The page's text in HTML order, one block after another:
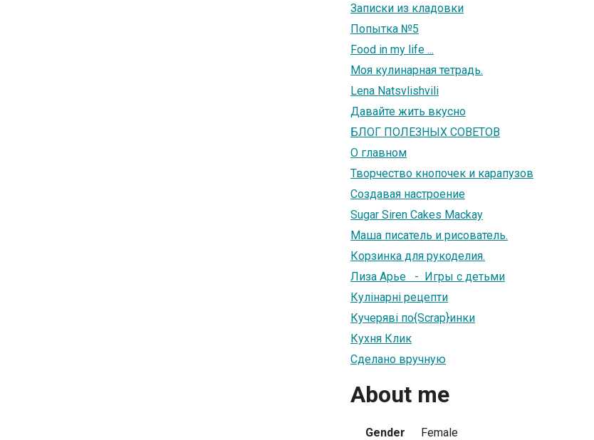
Записки из кладовки
Попытка №5
Food in my life ...
Моя кулинарная тетрадь.
Lena Natsvlishvili
Давайте жить вкусно
БЛОГ ПОЛЕЗНЫХ СОВЕТОВ
О главном
Творчество кнопочек и карапузов
Создавая настроение
Sugar Siren Cakes Mackay
Маша писатель и рисователь.
Корзинка для рукоделия.
Лиза Арье - Игры с детьми
Кулінарні рецепти
Кучеряві по{Scrap}инки
Кухня Клик
Сделано вручную
About me
Gender Female